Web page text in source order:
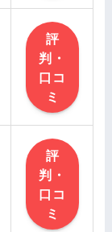
評
判・
口コ
ミ
評
判・
口コ
ミ